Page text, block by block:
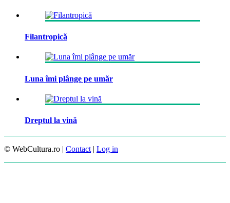
Filantropică
Luna îmi plânge pe umăr
Dreptul la vină
© WebCultura.ro | Contact| Log in